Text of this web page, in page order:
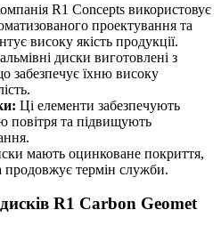
R1 Concepts використовує
проектування та
високу якість продукції.
диски виготовлені з
забезпечує їхню високу
Ці елементи забезпечують
повітря та підвищують
мають оцинковане покриття,
продовжує термін служби.
R1 Carbon Geomet